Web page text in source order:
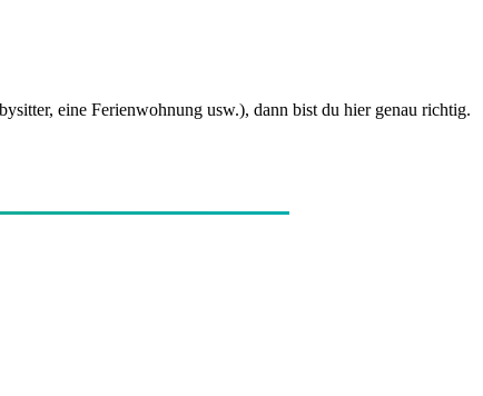
eine Ferienwohnung usw.), dann bist du hier genau richtig.